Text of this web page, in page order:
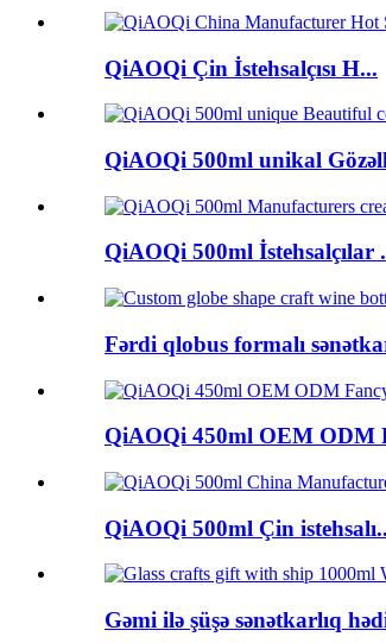
QiAOQi Çin İstehsalçısı H...
QiAOQi 500ml unikal
QiAOQi 500ml İstehsalçılar
Fərdi qlobus formalı
QiAOQi 450ml OEM ODM
QiAOQi 500ml Çin
Gəmi ilə şüşə sənətkarlıq